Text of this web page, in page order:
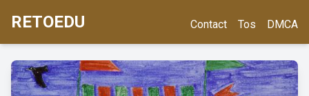
RETOEDU Contact Tos DMCA